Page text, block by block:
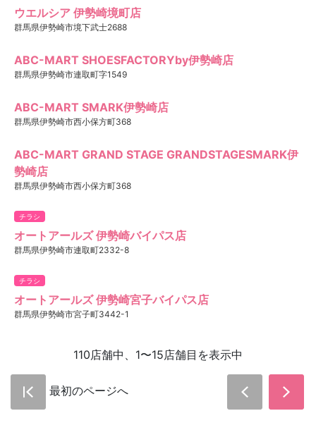
ウエルシア 伊勢崎境町店
群馬県伊勢崎市境下武士2688
ABC-MART SHOESFACTORYby伊勢崎店
群馬県伊勢崎市連取町字1549
ABC-MART SMARK伊勢崎店
群馬県伊勢崎市西小保方町368
ABC-MART GRAND STAGE GRANDSTAGESMARK伊
勢崎店
群馬県伊勢崎市西小保方町368
チラシ
オートアールズ 伊勢崎バイパス店
群馬県伊勢崎市連取町2332-8
チラシ
オートアールズ 伊勢崎宮子バイパス店
群馬県伊勢崎市宮子町3442-1
110店舗中、1〜15店舗目を表示中
最初のページへ